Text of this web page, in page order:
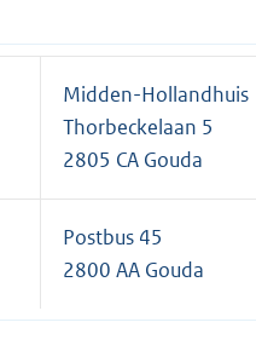
Midden-Hollandhuis
Thorbeckelaan 5
2805 CA Gouda
Postbus 45
2800 AA Gouda